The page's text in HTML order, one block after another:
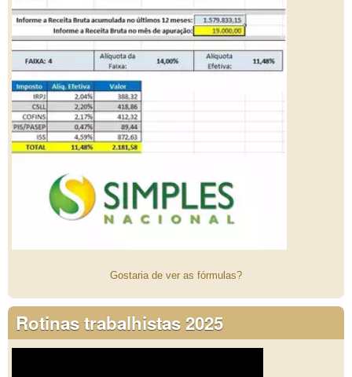
Gostaria de ver as fórmulas?
Rotinas trabalhistas 2025